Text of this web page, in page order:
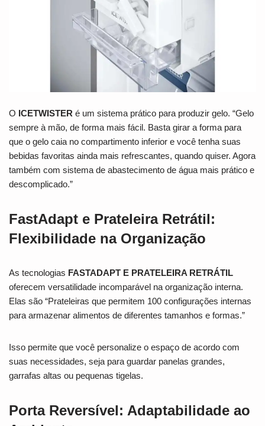
O ICETWISTER é um sistema prático para produzir gelo. “Gelo
sempre à mão, de forma mais fácil. Basta girar a forma para
que o gelo caia no compartimento inferior e você tenha suas
bebidas favoritas ainda mais refrescantes, quando quiser. Agora
também com sistema de abastecimento de água mais prático e
descomplicado.”
FastAdapt e Prateleira Retrátil:
Flexibilidade na Organização
As tecnologias FASTADAPT E PRATELEIRA RETRÁTIL
oferecem versatilidade incomparável na organização interna.
Elas são “Prateleiras que permitem 100 configurações internas
para armazenar alimentos de diferentes tamanhos e formas.”
Isso permite que você personalize o espaço de acordo com
suas necessidades, seja para guardar panelas grandes,
garrafas altas ou pequenas tigelas.
Porta Reversível: Adaptabilidade ao